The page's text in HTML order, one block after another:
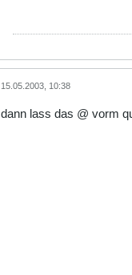
15.05.2003, 10:38
dann lass das @ vorm